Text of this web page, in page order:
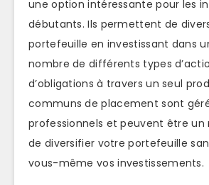
une option intéressante pour les
débutants. Ils permettent de
portefeuille en investissant dans
nombre de différents types
d’obligations à travers un seul
communs de placement sont
professionnels et peuvent être un
de diversifier votre portefeuille
vous-même vos investissements.